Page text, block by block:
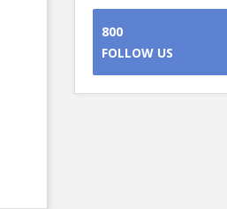
800
FOLLOW US